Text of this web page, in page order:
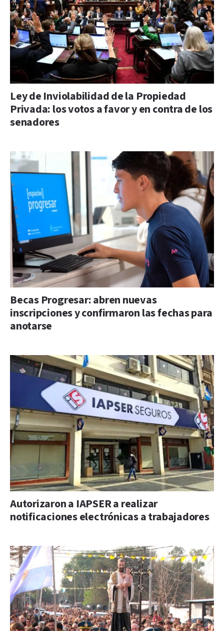
Ley de Inviolabilidad de la Propiedad
Privada: los votos a favor y en contra de los
senadores
Becas Progresar: abren nuevas
inscripciones y confirmaron las fechas para
anotarse
Autorizaron a IAPSER a realizar
notificaciones electrónicas a trabajadores